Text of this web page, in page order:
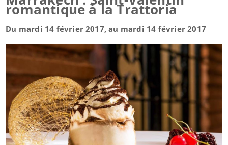
romantique à la Trattoria
Du mardi 14 février 2017, au mardi 14 février 2017